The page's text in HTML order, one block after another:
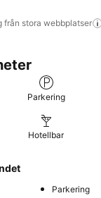
från stora webbplatser
Parkering
Hotellbar
Parkering